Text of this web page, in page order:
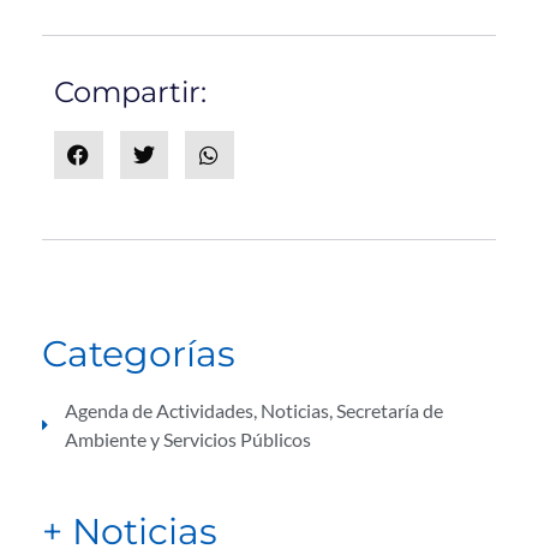
Compartir:
Categorías
Agenda de Actividades Noticias Secretaría de
Ambiente y Servicios Públicos
+ Noticias